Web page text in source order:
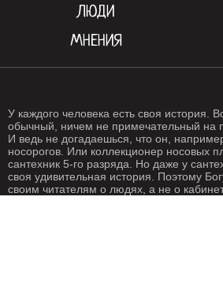
ЛЮДИ
МНЕНИЯ
У каждого человека есть своя история.
обычный, ничем не примечательный на
И ведь не догадаешься, что он,
носорогов. Или коллекционер носовых
сантехник 5-го разряда. Но даже у
своя удивительная история. Поэтому
своим читателям о людях, а не о